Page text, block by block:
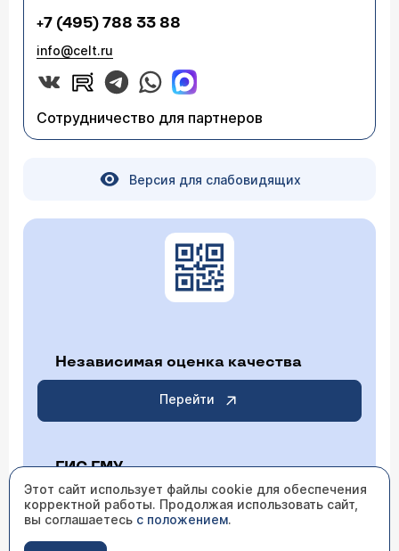
+7 (495) 788 33 88
info@celt.ru
Сотрудничество для партнеров
Версия для слабовидящих
Независимая оценка качества
Перейти
ГИС ГМУ
Перейти
Этот сайт использует файлы cookie для обеспечения
корректной работы. Продолжая использовать сайт,
вы соглашаетесь с положением.